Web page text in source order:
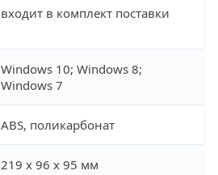
входит в комплект поставки
Windows 10; Windows 8;
Windows 7
ABS, поликарбонат
219 x 96 x 95 мм